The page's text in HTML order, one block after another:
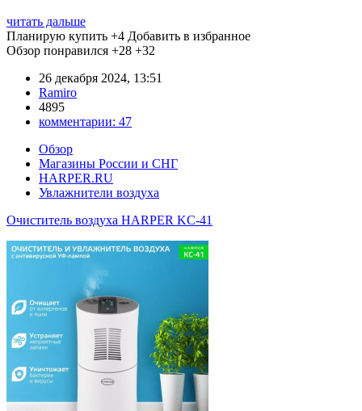
читать дальше
Планирую купить +4 Добавить в избранное
Обзор понравился +28 +32
26 декабря 2024, 13:51
Ramiro
4895
комментарии: 47
Обзор
Магазины России и СНГ
HARPER.RU
Увлажнители воздуха
Очиститель воздуха HARPER KC-41